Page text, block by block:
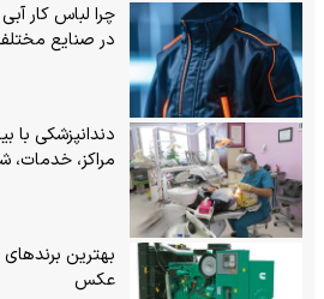
چرا لباس کار
در صنایع
دندانپزشکی با
مراکز، خدمات،
بهترین برندهای
عکس